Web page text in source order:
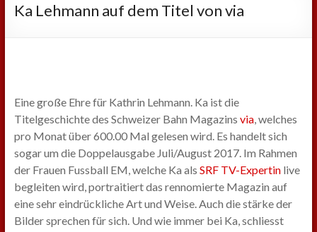
Sport
Ka Lehmann auf dem Titel von via
Eine große Ehre für Kathrin Lehmann. Ka ist die
Titelgeschichte des Schweizer Bahn Magazins via, welches
pro Monat über 600.00 Mal gelesen wird. Es handelt sich
sogar um die Doppelausgabe Juli/August 2017. Im Rahmen
der Frauen Fussball EM, welche Ka als SRF TV-Expertinlive
begleiten wird, portraitiert das rennomierte Magazin auf
eine sehr eindrückliche Art und Weise. Auch die stärke der
Bilder sprechen für sich. Und wie immer bei Ka, schliesst